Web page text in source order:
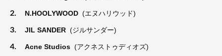
2. N.HOOLYWOOD (エヌハリウッド)
3. JIL SANDER (ジルサンダー)
4. Acne Studios (アクネストゥディオズ)